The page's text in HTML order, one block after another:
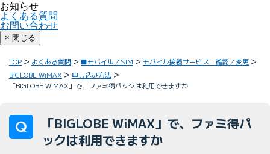
お知らせ
よくある質問
お問い合わせ
× 閉じる
TOP よくある質問 ■モバイル／SIM
モバイル接続サービス 確認／変更
BIGLOBE WiMAX
申し込み方法
「BIGLOBE WiMAX」で、ファミ得パックは利用できますか
「BIGLOBE WiMAX」で、ファミ得パ
ックは利用できますか